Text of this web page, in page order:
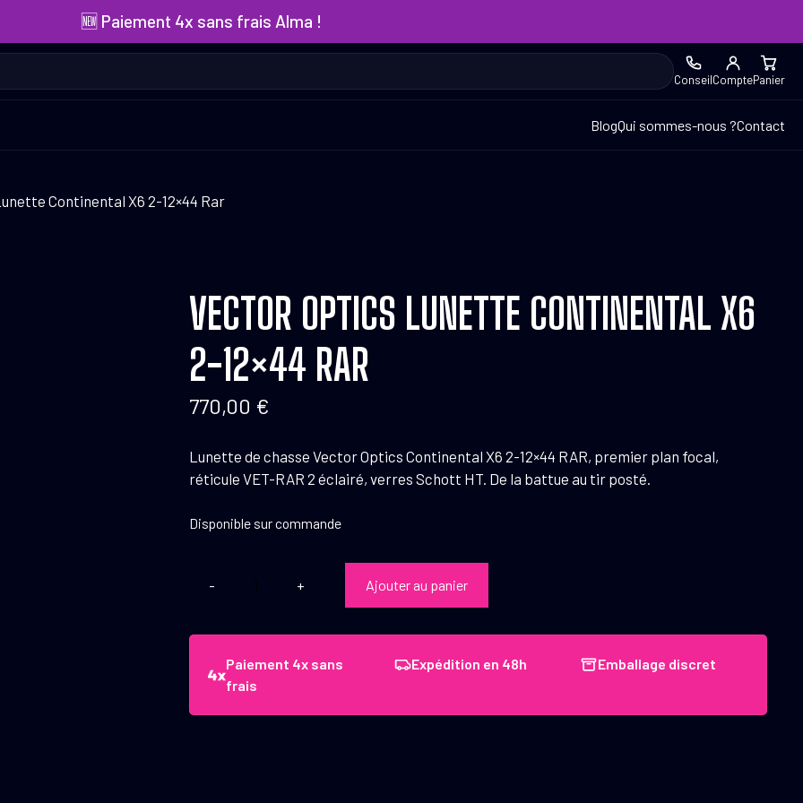
🆕 Paiement 4x sans frais Alma !
ConseilComptePanier
BlogQui sommes-nous ?Contact
Continental X6 2-12×44 Rar
VECTOR OPTICS LUNETTE CONTINENTAL X6
2-12×44 RAR
770,00 €
Lunette de chasse Vector Optics Continental X6 2-12×44 RAR, premier plan focal,
réticule VET-RAR 2 éclairé, verres Schott HT. De la battue au tir posté.
Disponible sur commande
Vector
Optics
Lunette
Ajouter au panier
Paiement 4x sans
frais
Expédition en 48h Emballage discret